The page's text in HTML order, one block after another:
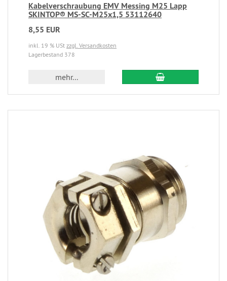
Kabelverschraubung EMV Messing M25 Lapp
SKINTOP® MS-SC-M25x1,5 53112640
8,55 EUR
inkl. 19 % USt zzgl. Versandkosten
Lagerbestand 378
mehr...